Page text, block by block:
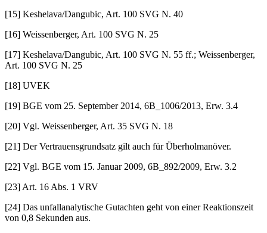
[15] Keshelava/Dangubic, Art. 100 SVG N. 40
[16] Weissenberger, Art. 100 SVG N. 25
[17] Keshelava/Dangubic, Art. 100 SVG N. 55 ff.; Weissenberger,
Art. 100 SVG N. 25
[18] UVEK
[19] BGE vom 25. September 2014, 6B_1006/2013, Erw. 3.4
[20] Vgl. Weissenberger, Art. 35 SVG N. 18
[21] Der Vertrauensgrundsatz gilt auch für Überholmanöver.
[22] Vgl. BGE vom 15. Januar 2009, 6B_892/2009, Erw. 3.2
[23] Art. 16 Abs. 1 VRV
[24] Das unfallanalytische Gutachten geht von einer Reaktionszeit
von 0,8 Sekunden aus.